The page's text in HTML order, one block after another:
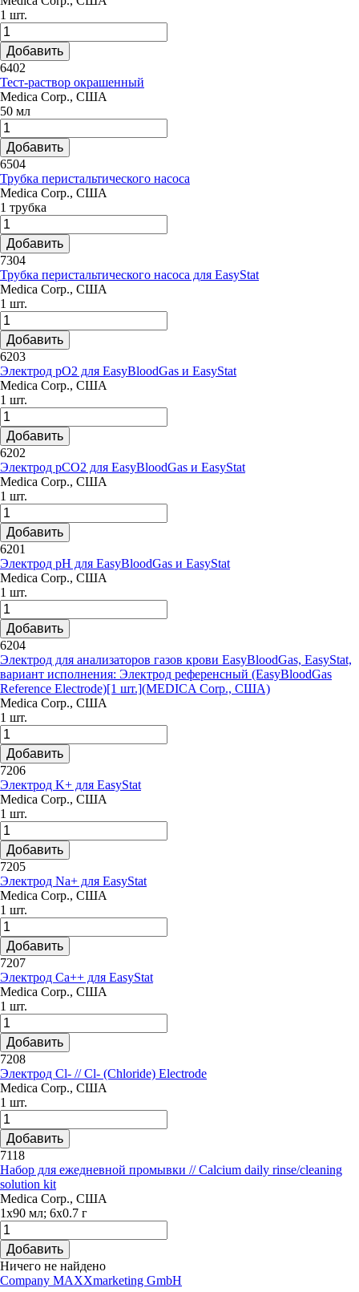
1 шт.
Добавить
6402
Тест-раствор окрашенный
Medica Corp., США
50 мл
Добавить
6504
Трубка перистальтического насоса
Medica Corp., США
1 трубка
Добавить
7304
Трубка перистальтического насоса для EasyStat
Medica Corp., США
1 шт.
Добавить
6203
Электрод pO2 для EasyBloodGas и EasyStat
Medica Corp., США
1 шт.
Добавить
6202
Электрод pCO2 для EasyBloodGas и EasyStat
Medica Corp., США
1 шт.
Добавить
6201
Электрод pH для EasyBloodGas и EasyStat
Medica Corp., США
1 шт.
Добавить
6204
Электрод для анализаторов газов крови EasyBloodGas, EasyStat,
вариант исполнения: Электрод референсный (EasyBloodGas
Reference Electrode)[1 шт.](MEDICA Corp., США)
Medica Corp., США
1 шт.
Добавить
7206
Электрод K+ для EasyStat
Medica Corp., США
1 шт.
Добавить
7205
Электрод Na+ для EasyStat
Medica Corp., США
1 шт.
Добавить
7207
Электрод Ca++ для EasyStat
Medica Corp., США
1 шт.
Добавить
7208
Электрод Cl- // Cl- (Chloride) Electrode
Medica Corp., США
1 шт.
Добавить
7118
Набор для ежедневной промывки // Calcium daily rinse/cleaning
solution kit
Medica Corp., США
1х90 мл; 6х0.7 г
Добавить
Ничего не найдено
Company MAXXmarketing GmbH